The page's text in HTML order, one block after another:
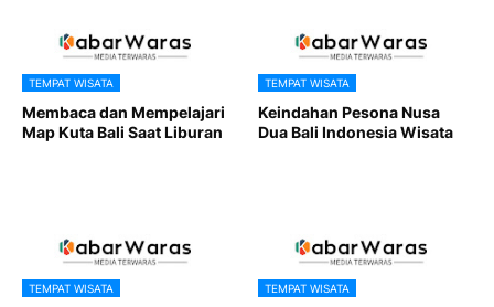
TEMPAT WISATA
Membaca dan Mempelajari
Map Kuta Bali Saat Liburan
TEMPAT WISATA
Keindahan Pesona Nusa
Dua Bali Indonesia Wisata
TEMPAT WISATA TEMPAT WISATA